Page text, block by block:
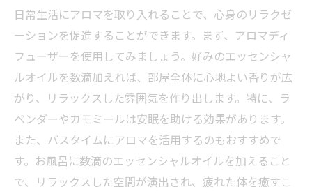
日常生活にアロマを取り入れることで、心身のリラクゼ
ーションを促進することができます。まず、アロマディ
フューザーを使用してみましょう。好みのエッセンシャ
ルオイルを数滴加えれば、部屋全体に心地よい香りが広
がり、リラックスした雰囲気を作り出します。特に、ラ
ベンダーやカモミールは安眠を助ける効果があります。
また、バスタイムにアロマを活用するのもおすすめで
す。お風呂に数滴のエッセンシャルオイルを加えること
で、リラックスした空間が演出され、疲れた体を癒すこ
当サロンの公式LINE@にお友達登録頂いたお客様は
方、不必要な方 お手数ですが、✖印でお閉じ下さ